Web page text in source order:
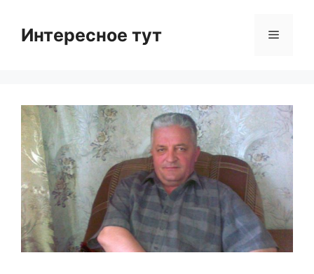
contentИнтересное тут Menu